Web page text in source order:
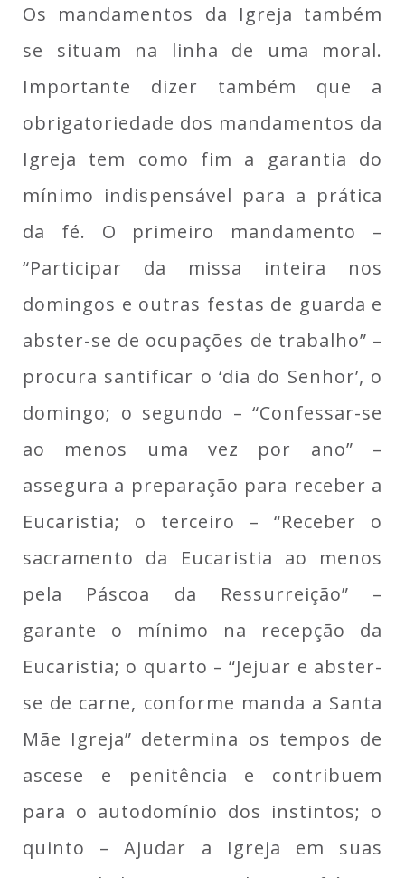
Os mandamentos da Igreja também
se situam na linha de uma moral.
Importante dizer também que a
obrigatoriedade dos mandamentos da
Igreja tem como fim a garantia do
mínimo indispensável para a prática
da fé. O primeiro mandamento –
“Participar da missa inteira nos
domingos e outras festas de guarda e
abster-se de ocupações de trabalho” –
procura santificar o ‘dia do Senhor’, o
domingo; o segundo – “Confessar-se
ao menos uma vez por ano” –
assegura a preparação para receber a
Eucaristia; o terceiro – “Receber o
sacramento da Eucaristia ao menos
pela Páscoa da Ressurreição” –
garante o mínimo na recepção da
Eucaristia; o quarto – “Jejuar e abster-
se de carne, conforme manda a Santa
Mãe Igreja” determina os tempos de
ascese e penitência e contribuem
para o autodomínio dos instintos; o
quinto – Ajudar a Igreja em suas